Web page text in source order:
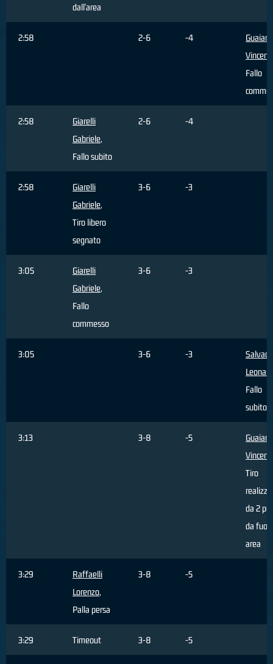
dall'area
2:58 2-6 -4
Guaiana
Fallo
2:58
Giarelli
Gabriele,
Fallo subito
2-6 -4
2:58
Giarelli
Gabriele,
Tiro libero
segnato
3-6 -3
3:05
Giarelli
Gabriele,
Fallo
commesso
3-6 -3
3:05 3-6 -3
Fallo
subito
3:13 3-8 -5
Guaiana
Tiro
da 2
da fuori
area
3:29
Raffaelli
Lorenzo,
Palla persa
3-8 -5
3:29 Timeout 3-8 -5